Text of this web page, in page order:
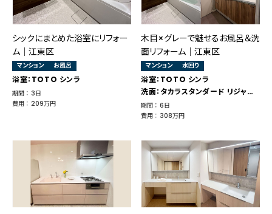
シックにまとめた浴室にリフォー
ム｜江東区
マンション お風呂
浴室：TOTO シンラ
期間 ： 3日
費用 ： 209万円
木目×グレーで魅せるお風呂＆洗
面リフォーム｜江東区
マンション 水回り
浴室：TOTO シンラ
洗面：タカラスタンダード リジャスト
期間 ： 6日
費用 ： 308万円